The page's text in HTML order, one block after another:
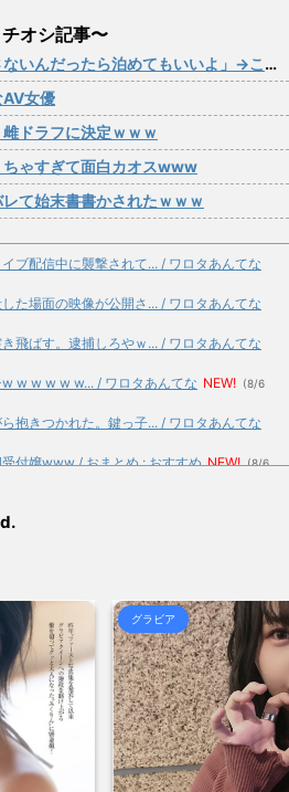
オシ記事〜
だったら泊めてもいいよ」→こうなるwww
女優
ドラフに決定ｗｗｗ
ちゃすぎて面白カオスwww
て始末書書かされたｗｗｗ
ブ配信中に襲撃されて... / ワロタあんてな
た場面の映像が公開さ... / ワロタあんてな
飛ばす。逮捕しろやｗ... / ワロタあんてな
w w w w w w... / ワロタあんてな NEW! (8/6
抱きつかれた。鍵っ子... / ワロタあんてな
付嬢www / おまとめ : おすすめ NEW! (8/6
: おすすめ
で破壊したとされる手... / おまとめ : おすすめ
影したったwww / おまとめ : おすすめ
ベルで美人www / おまとめ : おすすめ NEW!
どこに建てるのかわか... / 気になるニュースま
て幾らならOKな... / 気になるニュースまとめ
ど / 気になるニュースまとめアンテナ (8/29
そして雪美と食べる... / 気になるニュースま
グラビア